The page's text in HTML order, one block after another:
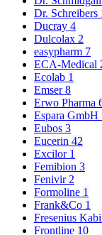
Dr. Schreibers
Ducray 4
Dulcolax 2
easypharm 7
ECA-Medical
Ecolab 1
Emser8
Erwo Pharma
Espara GmbH
Eubos 3
Eucerin 42
Excilor 1
Femibion 3
Fenivir 2
Formoline 1
Frank&Co 1
Fresenius
Frontline 10